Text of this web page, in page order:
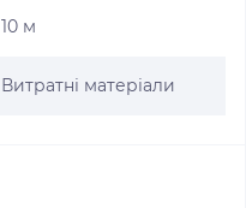
10 м
Витратні матеріали